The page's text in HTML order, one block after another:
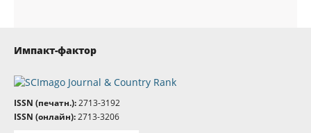
Импакт-фактор
ISSN (печатн.):2713-3192
ISSN (онлайн):2713-3206